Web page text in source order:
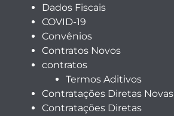
Dados Fiscais
COVID-19
Convênios
Contratos Novos
contratos
Termos Aditivos
Contratações Diretas Novas
Contratações Diretas